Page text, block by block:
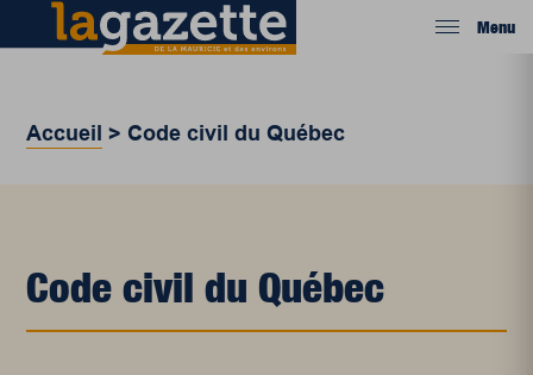
Menu
Accueil > Code civil du Québec
Code civil du Québec